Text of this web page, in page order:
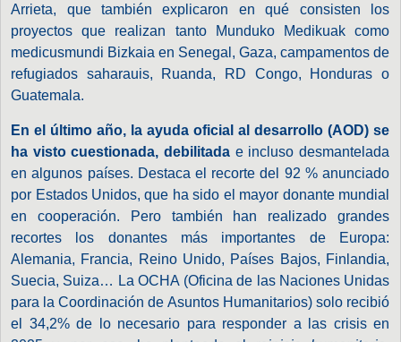
Arrieta, que también explicaron en qué consisten los
proyectos que realizan tanto Munduko Medikuak como
medicusmundi Bizkaia en Senegal, Gaza, campamentos de
refugiados saharauis, Ruanda, RD Congo, Honduras o
Guatemala.
En el último año, la ayuda oficial al desarrollo (AOD) se
ha visto cuestionada, debilitada e incluso desmantelada
en algunos países. Destaca el recorte del 92 % anunciado
por Estados Unidos, que ha sido el mayor donante mundial
en cooperación. Pero también han realizado grandes
recortes los donantes más importantes de Europa:
Alemania, Francia, Reino Unido, Países Bajos, Finlandia,
Suecia, Suiza… La OCHA (Oficina de las Naciones Unidas
para la Coordinación de Asuntos Humanitarios) solo recibió
el 34,2% de lo necesario para responder a las crisis en